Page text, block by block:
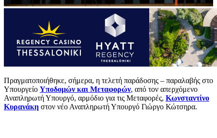
Πραγματοποιήθηκε, σήμερα, η τελετή παράδοσης – παραλαβής στο
Υπουργείο Υποδομών και Μεταφορών, από τον απερχόμενο
Αναπληρωτή Υπουργό, αρμόδιο για τις Μεταφορές, Κωνσταντίνο
Κυρανάκη στον νέο Αναπληρωτή Υπουργό Γιώργο Κώτσηρα.